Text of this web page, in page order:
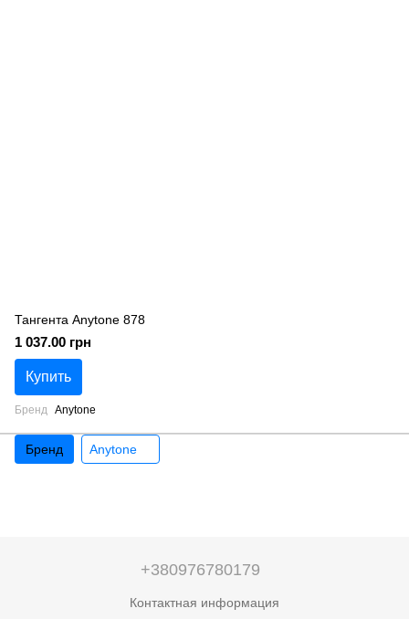
Тангента Anytone 878
1 037.00 грн
Купить
Бренд Anytone
Бренд Anytone
+380976780179
Контактная информация